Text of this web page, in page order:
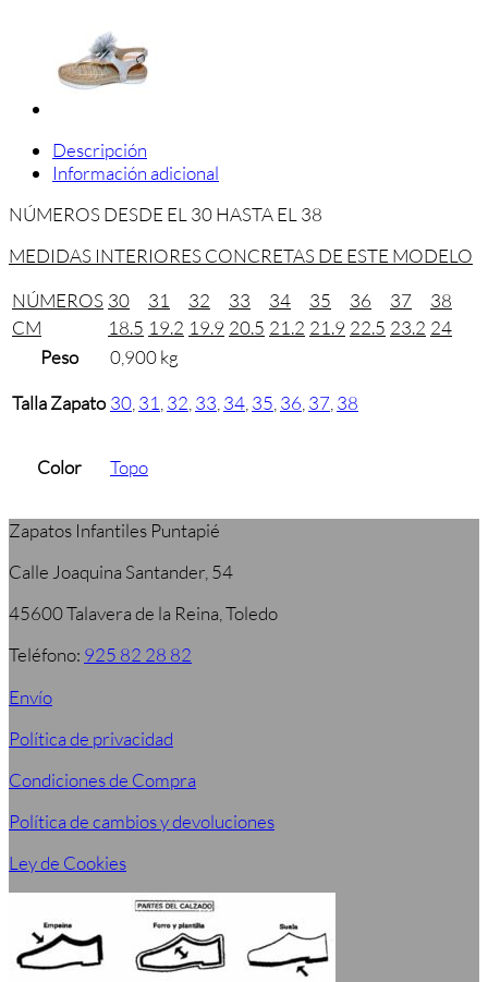
Descripción
Información adicional
NÚMEROS DESDE EL 30 HASTA EL 38
MEDIDAS INTERIORES CONCRETAS DE ESTE MODELO
NÚMEROS 30 31 32 33 34 35 36 37
38
CM
18.5 19.2 19.9 20.5 21.2 21.9 22.5 23.2 24
Peso
0,900 kg
Talla Zapato 30 31 32 33 34 35 36 37 38
Color Topo
Zapatos Infantiles Puntapié
Calle Joaquina Santander, 54
45600 Talavera de la Reina, Toledo
Teléfono: 925 82 28 82
Envío
Política de privacidad
Condiciones de Compra
Política de cambios y devoluciones
Ley de Cookies